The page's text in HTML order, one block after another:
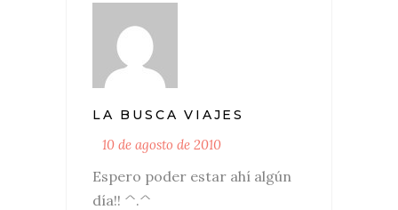
LA BUSCA VIAJES
10 de agosto de 2010
Espero poder estar ahí algún
día!! ^.^